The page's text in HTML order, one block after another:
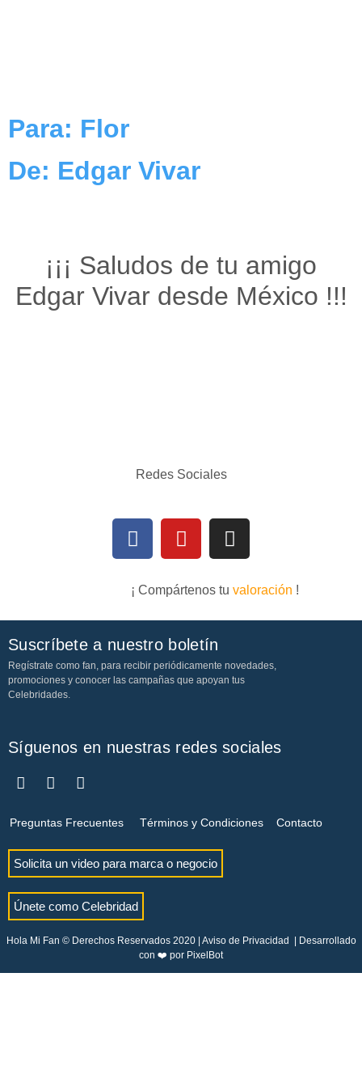
Para: Flor
De: Edgar Vivar
¡¡¡ Saludos de tu amigo
Edgar Vivar desde México !!!
Redes Sociales
¡ Compártenos tu valoración !
Suscríbete a nuestro boletín
Regístrate como fan, para recibir periódicamente novedades,
promociones y conocer las campañas que apoyan tus
Celebridades.
Síguenos en nuestras redes sociales
Preguntas Frecuentes Términos y Condiciones Contacto
Solicita un video para marca o negocio
Únete como Celebridad
Hola Mi Fan © Derechos Reservados 2020 | Aviso de Privacidad | Desarrollado
con ❤️ por PixelBot